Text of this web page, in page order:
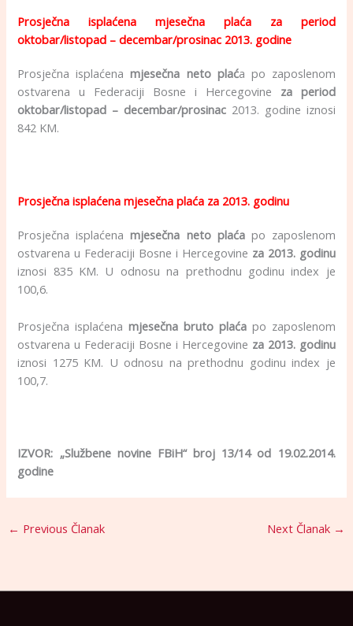
Prosječna isplaćena mjesečna plaća za period
oktobar/listopad – decembar/prosinac 2013. godine
Prosječna isplaćenamjesečna neto plaća po zaposlenom
ostvarena u Federaciji Bosne i Hercegovine za period
oktobar/listopad – decembar/prosinac 2013. godine iznosi
842 KM.
Prosječna isplaćena mjesečna plaća za 2013. godinu
Prosječna isplaćenamjesečna neto plaćapo zaposlenom
ostvarena u Federaciji Bosne i Hercegovine za 2013. godinu
iznosi 835 KM. U odnosu na prethodnu godinu index je
100,6.
Prosječna isplaćenamjesečna bruto plaćapo zaposlenom
ostvarena u Federaciji Bosne i Hercegovine za 2013. godinu
iznosi 1275 KM. U odnosu na prethodnu godinu index je
100,7.
IZVOR: „Službene novine FBiH“ broj 13/14 od 19.02.2014.
godine
← Previous Članak Next Članak →